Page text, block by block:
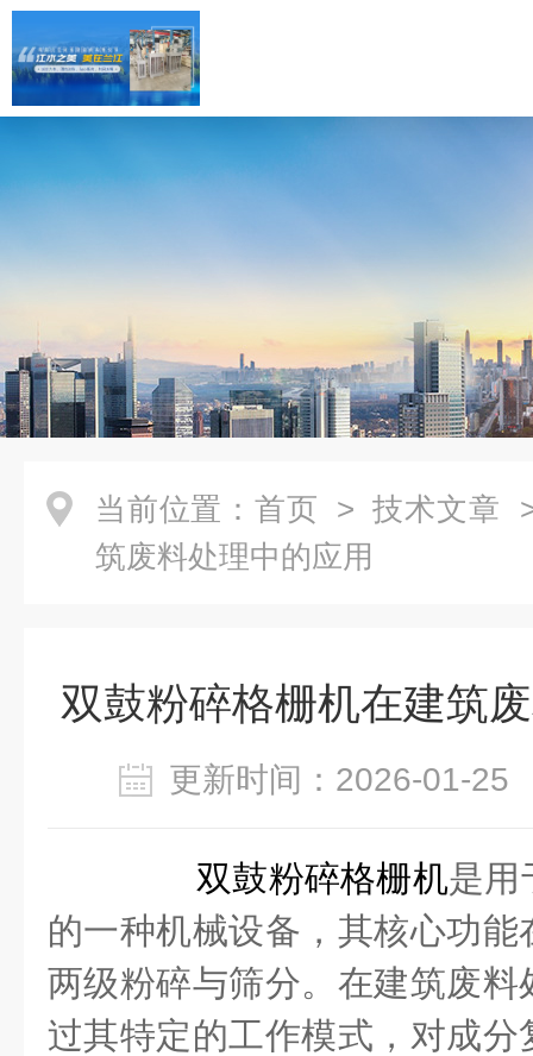
当前位置： 首页 > 技术文章
筑废料处理中的应用
双鼓粉碎格栅机在建筑
更新时间：2026-01-
双鼓粉碎格栅机是用
的一种机械设备，其核心功
两级粉碎与筛分。在建筑废
过其特定的工作模式，对成